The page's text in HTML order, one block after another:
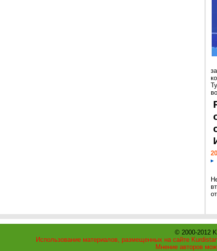
© 2000-2012
Использование материалов, размещенных на сайте
Мнение авторов